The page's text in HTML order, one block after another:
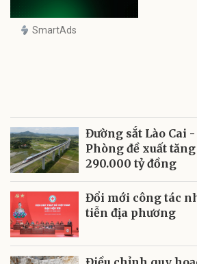
SmartAds
Đường sắt Lào Cai
Phòng đề xuất
290.000 tỷ đồng
Đổi mới công tác
tiễn địa phương